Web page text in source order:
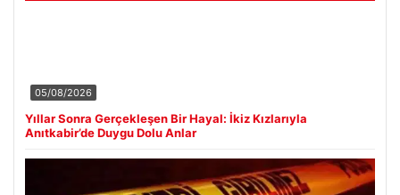
05/08/2026
Yıllar Sonra Gerçekleşen Bir Hayal: İkiz Kızlarıyla
Anıtkabir’de Duygu Dolu Anlar